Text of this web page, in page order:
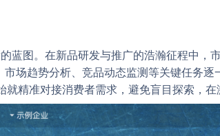
图。在新品研发与推广的浩瀚征程中，
场趋势分析、竞品动态监测等关键任务
精准对接消费者需求，避免盲目探索，在